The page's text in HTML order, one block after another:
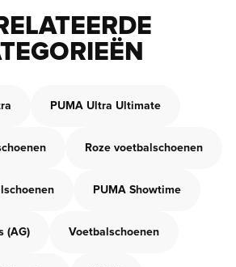
PUMA Ultra Ultimate
Roze voetbalschoenen
PUMA Showtime
(AG) Voetbalschoenen